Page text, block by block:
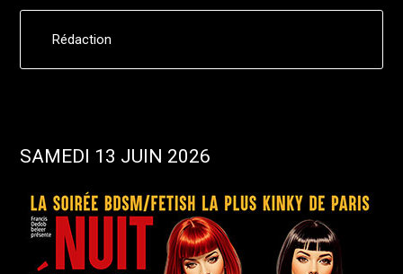
Rédaction
SAMEDI 13 JUIN 2026